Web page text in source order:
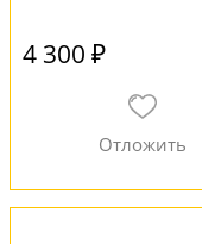
4 300 ₽